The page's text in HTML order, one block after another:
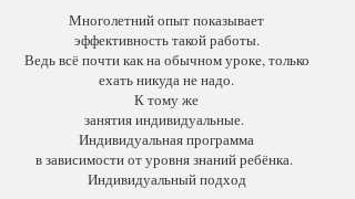
Многолетний опыт показывает
эффективность такой работы.
Ведь всё почти как на обычном уроке, только
ехать никуда не надо.
К тому же
занятия индивидуальные.
Индивидуальная программа
в зависимости от уровня знаний ребёнка.
Индивидуальный подход